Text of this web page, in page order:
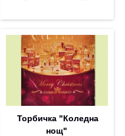
Торбичка "Коледна
нощ"